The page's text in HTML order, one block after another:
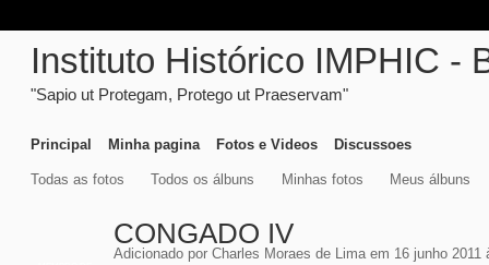
Instituto Histórico IMPHIC -
"Sapio ut Protegam, Protego ut Praeservam"
Principal Minha pagina Fotos e Videos Discussoes
Todas as fotos Todos os álbuns Minhas fotos Meus álbuns
CONGADO IV
Adicionado por Charles Moraes de Limaem 16 junho 2011